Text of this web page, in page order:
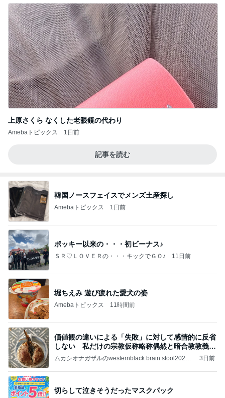
上原さくら なくした老眼鏡の代わり
Amebaトピックス 1日前
記事を読む
韓国ノースフェイスでメンズ土産探し
Amebaトピックス 1日前
ポッキー以来の・・・初ビーナス♪
ＳＲ♡ＬＯＶＥＲの・・・キックでＧＯ♪ 11日前
堀ちえみ 遊び疲れた愛犬の姿
Amebaトピックス 11時間前
価値観の違いによる「失敗」に対して感情的に反省
しない 私だけの宗教仮称略称偶然と暗合教教義候
補
ムカシオナガザルのwesternblack brain stool2024
ガザル
3日前
切らして泣きそうだったマスクパック